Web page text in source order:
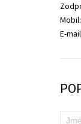
Mobil:
E-